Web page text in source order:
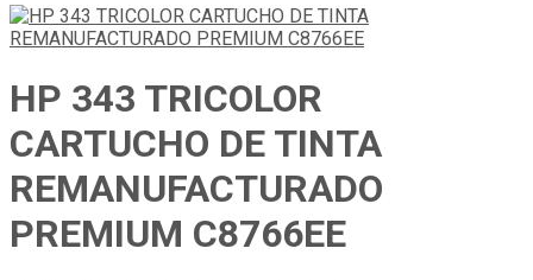
HP 343 TRICOLOR
CARTUCHO DE TINTA
REMANUFACTURADO
PREMIUM C8766EE